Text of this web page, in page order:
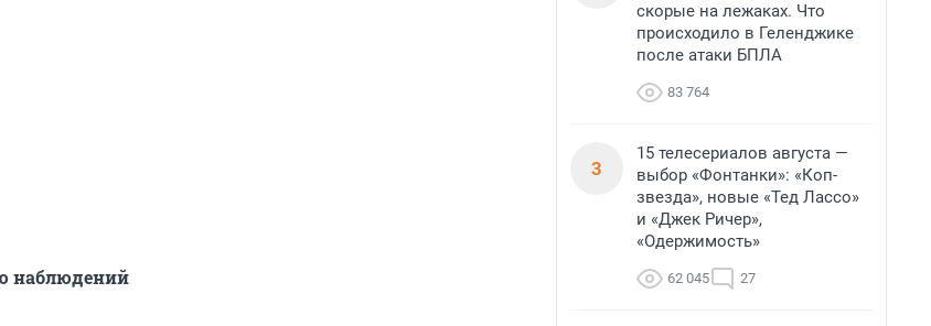
наблюдений
скорые на лежаках. Что
происходило в Геленджике
после атаки БПЛА
83 764
3
15 телесериалов августа —
выбор «Фонтанки»: «Коп-
звезда», новые «Тед Лассо»
и «Джек Ричер»,
«Одержимость»
62 045 27